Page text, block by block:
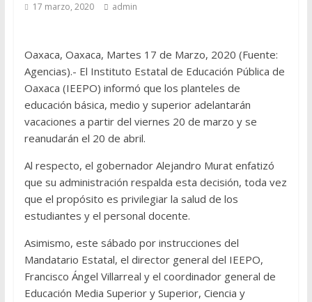
17 marzo, 2020 admin
Oaxaca, Oaxaca, Martes 17 de Marzo, 2020 (Fuente:
Agencias).- El Instituto Estatal de Educación Pública de
Oaxaca (IEEPO) informó que los planteles de
educación básica, medio y superior adelantarán
vacaciones a partir del viernes 20 de marzo y se
reanudarán el 20 de abril.
Al respecto, el gobernador Alejandro Murat enfatizó
que su administración respalda esta decisión, toda vez
que el propósito es privilegiar la salud de los
estudiantes y el personal docente.
Asimismo, este sábado por instrucciones del
Mandatario Estatal, el director general del IEEPO,
Francisco Ángel Villarreal y el coordinador general de
Educación Media Superior y Superior, Ciencia y